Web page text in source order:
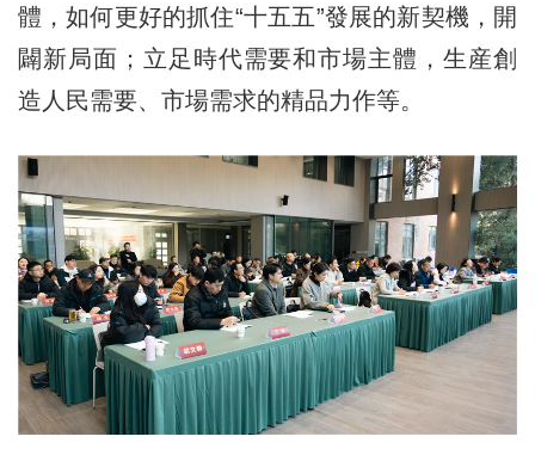
體，如何更好的抓住“十五五”發展的新契機，開
闢新局面；立足時代需要和市場主體，生産創
造人民需要、市場需求的精品力作等。